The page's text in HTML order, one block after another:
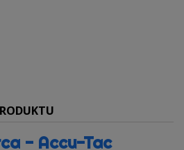
- Accu-Tac